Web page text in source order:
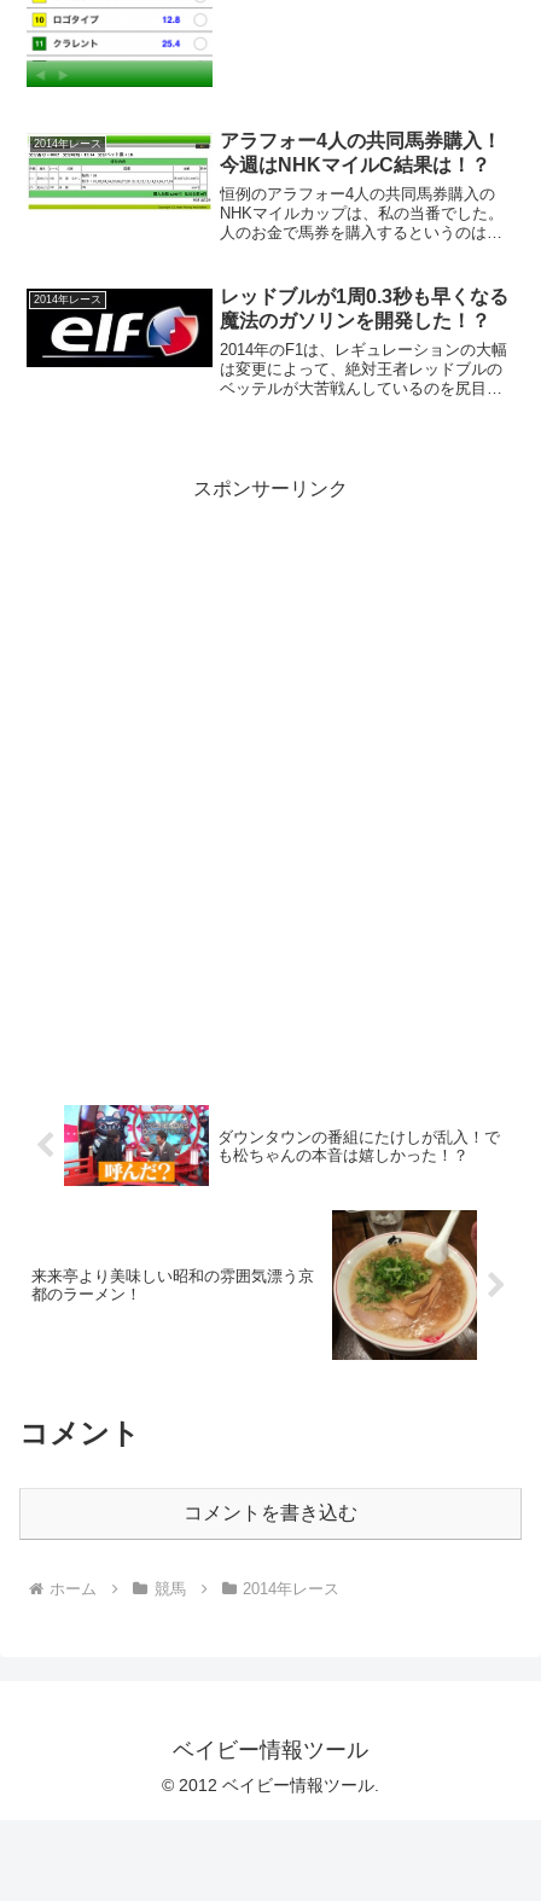
2014年レース
アラフォー4人の共同馬券購入！
今週はNHKマイルC結果は！？
恒例のアラフォー4人の共同馬券購入の
NHKマイルカップは、私の当番でした。
人のお金で馬券を購入するというのは、
たりませんけどねー。
2014年レース
レッドブルが1周0.3秒も早くなる
魔法のガソリンを開発した！？
2014年のF1は、レギュレーションの大幅
は変更によって、絶対王者レッドブルの
ベッテルが大苦戦んしているのを尻目
スポンサーリンク
ダウンタウンの番組にたけしが乱入！で
も松ちゃんの本音は嬉しかった！？
来来亭より美味しい昭和の雰囲気漂う京
都のラーメン！
コメント
コメントを書き込む
ホーム 競馬 2014年レース
ベイビー情報ツール
© 2012 ベイビー情報ツール.